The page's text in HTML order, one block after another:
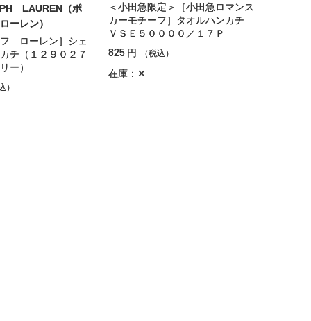
LAUREN（ポ
レン）
ローレン］シェ
チ（１２９０２７
ー）
）
＜小田急限定＞［小田急ロマンス
カーモチーフ］タオルハンカチ
ＶＳＥ５００００／１７Ｐ
825 円 （税込）
在庫：✕